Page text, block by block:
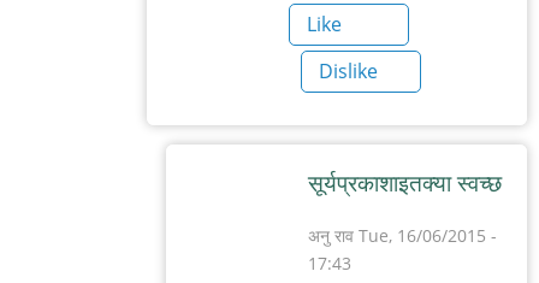
Like
Dislike
सूर्यप्रकाशाइतक्या स्वच्छ
अनु राव Tue, 16/06/2015 -
17:43